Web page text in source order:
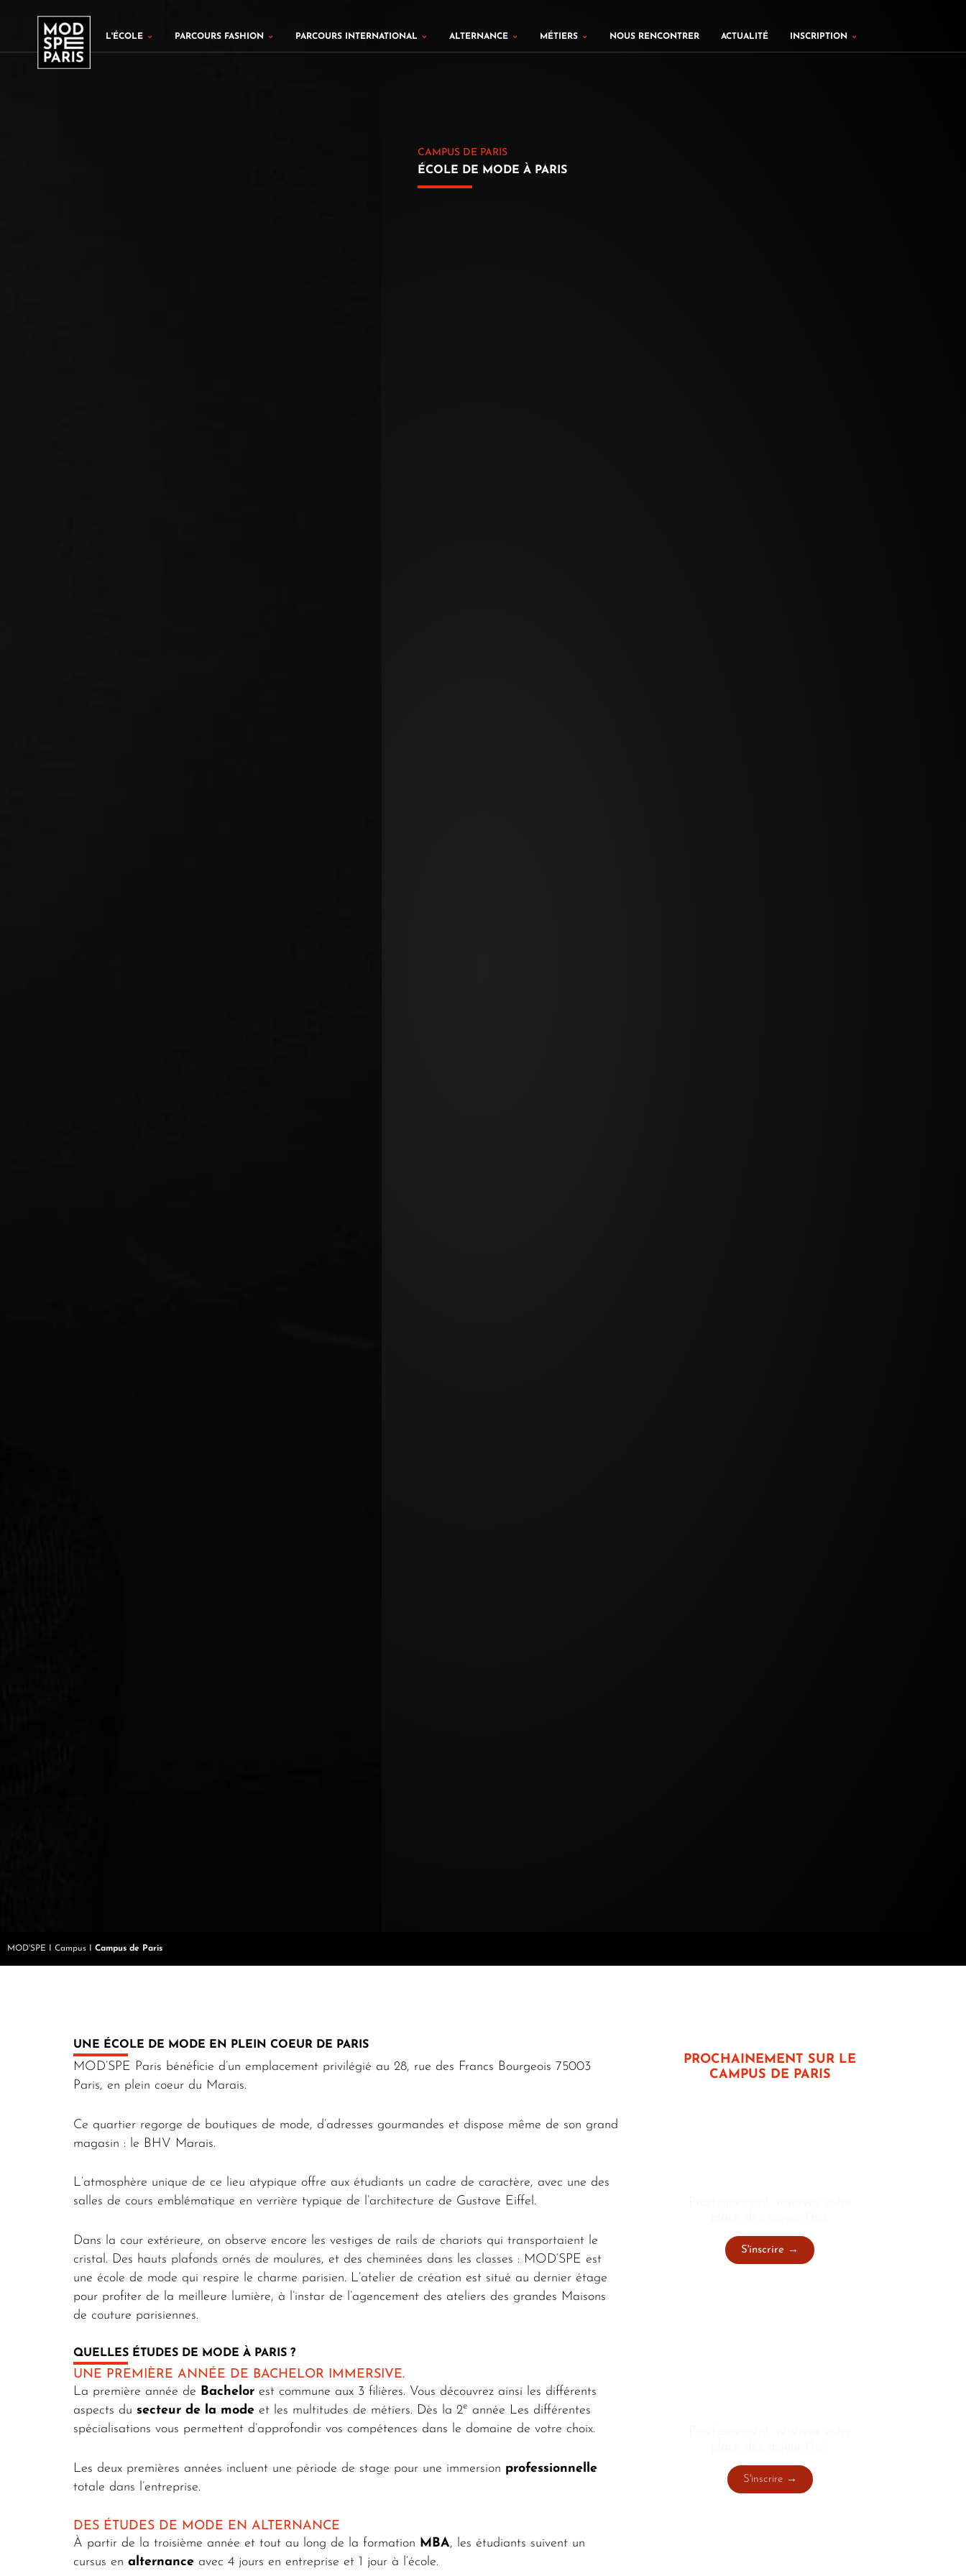
L'ÉCOLE Ouvrir L'École
PARCOURS FASHION Ouvrir Parcours Fashion
PARCOURS INTERNATIONAL Ouvrir Parcours international
ALTERNANCE Ouvrir Alternance
MÉTIERS Ouvrir Métiers
NOUS RENCONTRER ACTUALITÉ INSCRIPTION Ouvrir Inscription
CAMPUS DE PARIS
ÉCOLE DE MODE À PARIS
MOD'SPE Campus Campus de Paris
UNE ÉCOLE DE MODE EN PLEIN COEUR DE PARIS
MOD’SPE Paris bénéficie d’un emplacement privilégié au 28, rue des Francs Bourgeois 75003
Paris, en plein coeur du Marais.
Ce quartier regorge de boutiques de mode, d’adresses gourmandes et dispose même de son grand
magasin : le BHV Marais.
L’atmosphère unique de ce lieu atypique offre aux étudiants un cadre de caractère, avec une des
salles de cours emblématique en verrière typique de l’architecture de Gustave Eiffel.
Dans la cour extérieure, on observe encore les vestiges de rails de chariots qui transportaient le
cristal. Des hauts plafonds ornés de moulures, et des cheminées dans les classes : MOD’SPE est
une école de mode qui respire le charme parisien. L’atelier de création est situé au dernier étage
pour profiter de la meilleure lumière, à l’instar de l’agencement des ateliers des grandes Maisons
de couture parisiennes.
QUELLES ÉTUDES DE MODE À PARIS ?
UNE PREMIÈRE ANNÉE DE BACHELOR IMMERSIVE.
La première année de Bachelor est commune aux 3 filières. Vous découvrez ainsi les différents
aspects du secteur de la mode et les multitudes de métiers. Dès la 2e
année Les différentes
spécialisations vous permettent d’approfondir vos compétences dans le domaine de votre choix.
Les deux premières années incluent une période de stage pour une immersion professionnelle
totale dans l’entreprise.
DES ÉTUDES DE MODE EN ALTERNANCE
À partir de la troisième année et tout au long de la formation MBA, les étudiants suivent un
cursus en alternance avec 4 jours en entreprise et 1 jour à l’école.
PROCHAINEMENT SUR LE
CAMPUS DE PARIS
S'inscrire →
S'inscrire →